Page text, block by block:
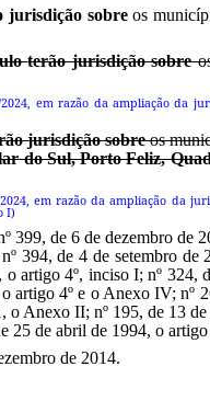
jurisdição sobreos
terão jurisdição sobre
em razão da ampliação
jurisdição sobreos
Sul, Porto Feliz,
em razão da ampliação da
I)
de 6 de dezembro de
394, de 4 de setembro
4º, inciso I; nº 324,
4º e o Anexo IV; nº
Anexo II; nº 195, de 13
25 de abril de 1994, o artigo
de 2014.